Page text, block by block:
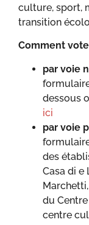
culture, sport,
transition
Comment
par voie
dessous
ici
par voie
des
Casa di e
du
centre